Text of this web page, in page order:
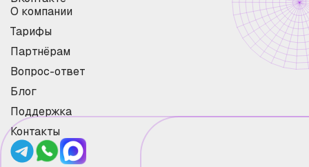
О компании
Тарифы
Партнёрам
Вопрос-ответ
Блог
Поддержка
Контакты